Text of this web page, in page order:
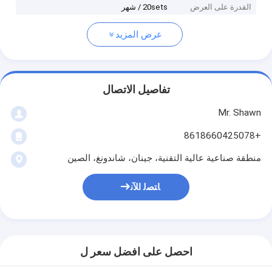
القدرة على العرض
20sets / شهر
عرض المزيد
تفاصيل الاتصال
Mr. Shawn
+8618660425078
منطقة صناعية عالية التقنية، جينان، شاندونغ، الصين
ﺎﺘﺼﻟ ﺍﻶﻧ
احصل على افضل سعر ل